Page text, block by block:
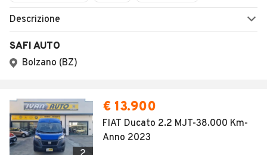
Descrizione
SAFI AUTO
Bolzano (BZ)
€ 13.900
FIAT Ducato 2.2 MJT-38.000 Km-
Anno 2023